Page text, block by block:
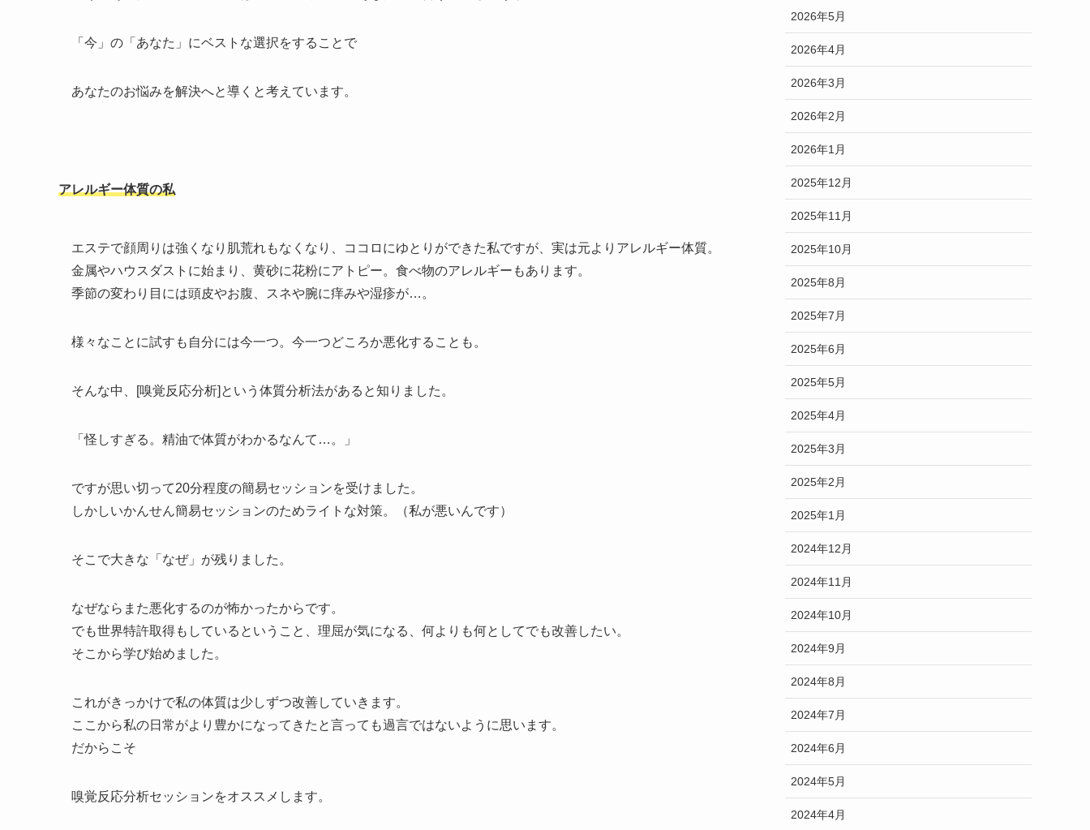
「今」の「あなた」にベストな選択をすることで
あなたのお悩みを解決へと導くと考えています。
アレルギー体質の私
エステで顔周りは強くなり肌荒れもなくなり、ココロにゆとりができた私ですが、実は元よりアレルギー体質。
金属やハウスダストに始まり、黄砂に花粉にアトピー。食べ物のアレルギーもあります。
季節の変わり目には頭皮やお腹、スネや腕に痒みや湿疹が…。
様々なことに試すも自分には今一つ。今一つどころか悪化することも。
そんな中、[嗅覚反応分析]という体質分析法があると知りました。
「怪しすぎる。精油で体質がわかるなんて…。」
ですが思い切って20分程度の簡易セッションを受けました。
しかしいかんせん簡易セッションのためライトな対策。（私が悪いんです）
そこで大きな「なぜ」が残りました。
なぜならまた悪化するのが怖かったからです。
でも世界特許取得もしているということ、理屈が気になる、何よりも何としてでも改善したい。
そこから学び始めました。
これがきっかけで私の体質は少しずつ改善していきます。
ここから私の日常がより豊かになってきたと言っても過言ではないように思います。
だからこそ
嗅覚反応分析セッションをオススメします。
2026年5月
2026年4月
2026年3月
2026年2月
2026年1月
2025年12月
2025年11月
2025年10月
2025年8月
2025年7月
2025年6月
2025年5月
2025年4月
2025年3月
2025年2月
2025年1月
2024年12月
2024年11月
2024年10月
2024年9月
2024年8月
2024年7月
2024年6月
2024年5月
2024年4月